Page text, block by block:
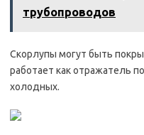
трубопроводов
Скорлупы могут быть
работает как отражатель
холодных.